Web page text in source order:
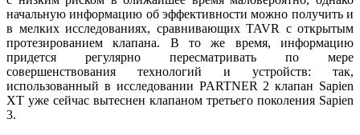
начальную информацию об эффективности можно получить и
в мелких исследованиях, сравнивающих TAVR с открытым
протезированием клапана. В то же время, информацию
придется регулярно пересматривать по мере
совершенствования технологий и устройств: так,
использованный в исследовании PARTNER 2 клапан Sapien
XT уже сейчас вытеснен клапаном третьего поколения Sapien
3.